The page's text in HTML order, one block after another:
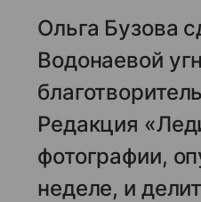
Ольга Бузова
Водонаевой
Редакция
фотографии,
неделе, и